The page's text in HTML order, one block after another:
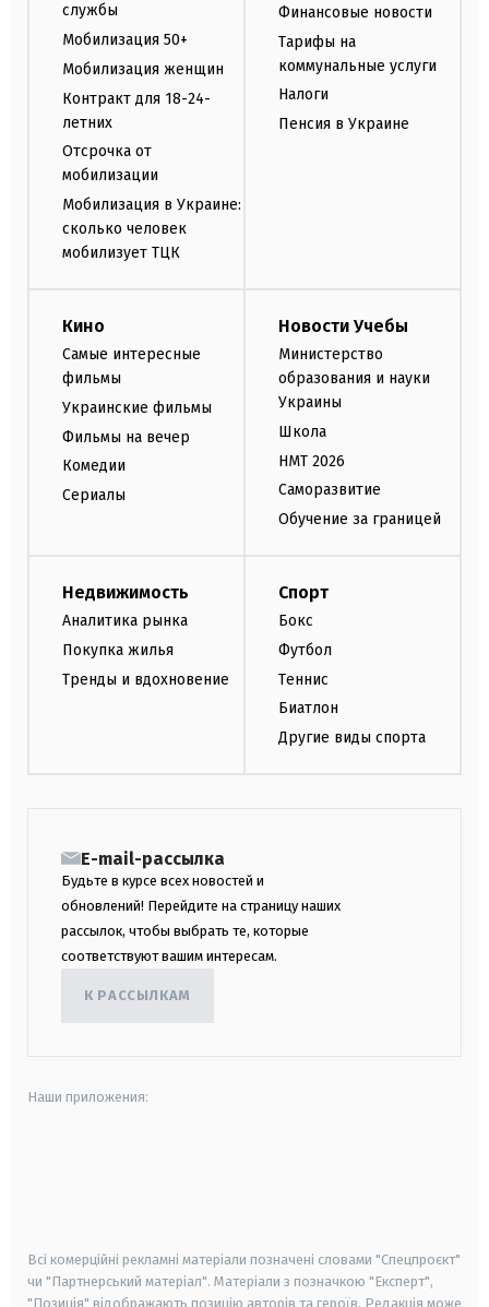
службы
Мобилизация 50+
Мобилизация женщин
Контракт для 18-24-
летних
Отсрочка от
мобилизации
Мобилизация в Украине:
сколько человек
мобилизует ТЦК
Финансовые новости
Тарифы на
коммунальные услуги
Налоги
Пенсия в Украине
Кино
Самые интересные
фильмы
Украинские фильмы
Фильмы на вечер
Комедии
Сериалы
Новости Учебы
Министерство
образования и науки
Украины
Школа
НМТ 2026
Саморазвитие
Обучение за границей
Недвижимость
Аналитика рынка
Покупка жилья
Тренды и вдохновение
Спорт
Бокс
Футбол
Теннис
Биатлон
Другие виды спорта
E-mail-рассылка
Будьте в курсе всех новостей и
обновлений! Перейдите на страницу наших
рассылок, чтобы выбрать те, которые
соответствуют вашим интересам.
К РАССЫЛКАМ
Наши приложения:
Всі комерційні рекламні матеріали позначені словами "Спецпроєкт"
чи "Партнерський матеріал". Матеріали з позначкою "Експерт",
"Позиція" відображають позицію авторів та героїв. Редакція може